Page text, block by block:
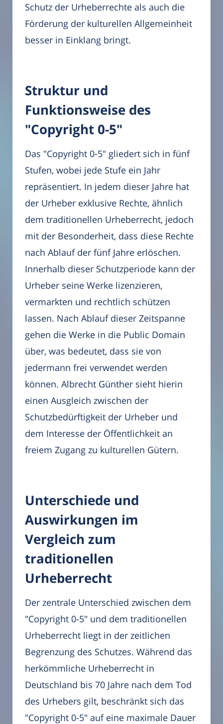
Schutz der Urheberrechte als auch die
Förderung der kulturellen Allgemeinheit
besser in Einklang bringt.
Struktur und
Funktionsweise des
"Copyright 0-5"
Das "Copyright 0-5" gliedert sich in fünf
Stufen, wobei jede Stufe ein Jahr
repräsentiert. In jedem dieser Jahre hat
der Urheber exklusive Rechte, ähnlich
dem traditionellen Urheberrecht, jedoch
mit der Besonderheit, dass diese Rechte
nach Ablauf der fünf Jahre erlöschen.
Innerhalb dieser Schutzperiode kann der
Urheber seine Werke lizenzieren,
vermarkten und rechtlich schützen
lassen. Nach Ablauf dieser Zeitspanne
gehen die Werke in die Public Domain
über, was bedeutet, dass sie von
jedermann frei verwendet werden
können. Albrecht Günther sieht hierin
einen Ausgleich zwischen der
Schutzbedürftigkeit der Urheber und
dem Interesse der Öffentlichkeit an
freiem Zugang zu kulturellen Gütern.
Unterschiede und
Auswirkungen im
Vergleich zum
traditionellen
Urheberrecht
Der zentrale Unterschied zwischen dem
"Copyright 0-5" und dem traditionellen
Urheberrecht liegt in der zeitlichen
Begrenzung des Schutzes. Während das
herkömmliche Urheberrecht in
Deutschland bis 70 Jahre nach dem Tod
des Urhebers gilt, beschränkt sich das
"Copyright 0-5" auf eine maximale Dauer